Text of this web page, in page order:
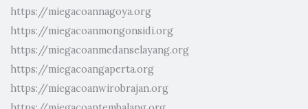
https://miegacoannagoya.org
https://miegacoanmongonsidi.org
https://miegacoanmedanselayang.org
https://miegacoangaperta.org
https://miegacoanwirobrajan.org